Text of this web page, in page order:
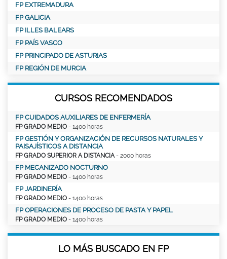
FP EXTREMADURA
FP GALICIA
FP ILLES BALEARS
FP PAÍS VASCO
FP PRINCIPADO DE ASTURIAS
FP REGIÓN DE MURCIA
CURSOS RECOMENDADOS
FP CUIDADOS AUXILIARES DE ENFERMERÍA
FP GRADO MEDIO - 1400 horas
FP GESTIÓN Y ORGANIZACIÓN DE RECURSOS NATURALES Y
PAISAJÍSTICOS A DISTANCIA
FP GRADO SUPERIOR A DISTANCIA- 2000 horas
FP MECANIZADO NOCTURNO
FP GRADO MEDIO - 1400 horas
FP JARDINERÍA
FP GRADO MEDIO - 1400 horas
FP OPERACIONES DE PROCESO DE PASTA Y PAPEL
FP GRADO MEDIO - 1400 horas
LO MÁS BUSCADO EN FP